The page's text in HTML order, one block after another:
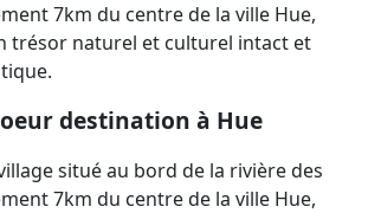
7km du centre de la ville Hue,
trésor naturel et culturel intact et
destination à Hue
situé au bord de la rivière des
7km du centre de la ville Hue,